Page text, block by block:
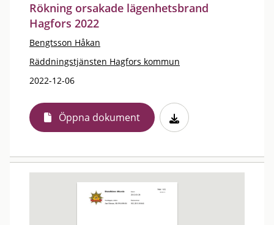
Rökning orsakade lägenhetsbrand
Hagfors 2022
Bengtsson Håkan
Räddningstjänsten Hagfors kommun
2022-12-06
Öppna dokument